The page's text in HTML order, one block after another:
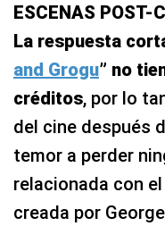
ESCENAS POST-
La respuesta
and Grogu” no
créditos, por lo
del cine después
temor a perder
relacionada con
creada por